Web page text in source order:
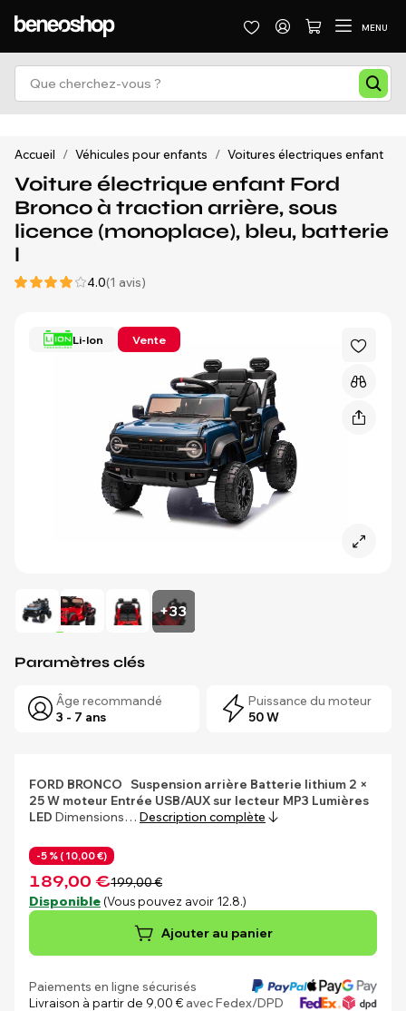
MENU
Accueil / Véhicules pour enfants / Voitures électriques enfant
Voiture électrique enfant Ford
Bronco à traction arrière, sous
licence (monoplace), bleu, batterie
l
4.0(1 avis)
Li-Ion Vente
+33
Paramètres clés
Âge recommandé
3 - 7 ans
Puissance du moteur
50 W
FORD BRONCO Suspension arrière Batterie lithium 2 ×
25 W moteur Entrée USB/AUX sur lecteur MP3 Lumières
LED Dimensions… Description complète
-5 % ( 10,00 €)
189,00 €199,00 €
Disponible (Vous pouvez avoir 12.8.)
Ajouter au panier
Paiements en ligne sécurisés
Livraison à partir de 9,00 €avec Fedex/DPD